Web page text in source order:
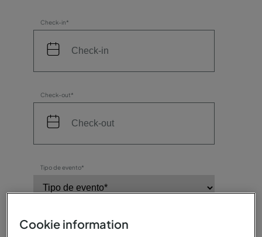
Check-in*
Check-out*
Tipo de evento*
Número de participantes*
Cookie information